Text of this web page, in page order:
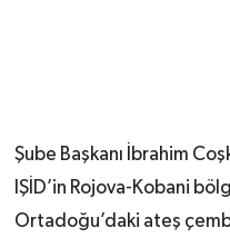
Şube Başkanı İbrahim
IŞİD’in Rojova-Kobani
Ortadoğu’daki ateş